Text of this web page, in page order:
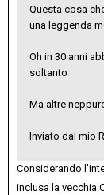
Questa cosa
una leggenda
Oh in 30 anni
soltanto
Ma altre
Inviato dal mio
Considerando
inclusa la vecchia